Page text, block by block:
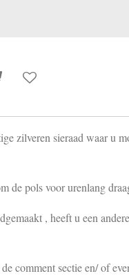
zilveren sieraad waar u
de pols voor urenlang
, heeft u een
comment sectie en/ of